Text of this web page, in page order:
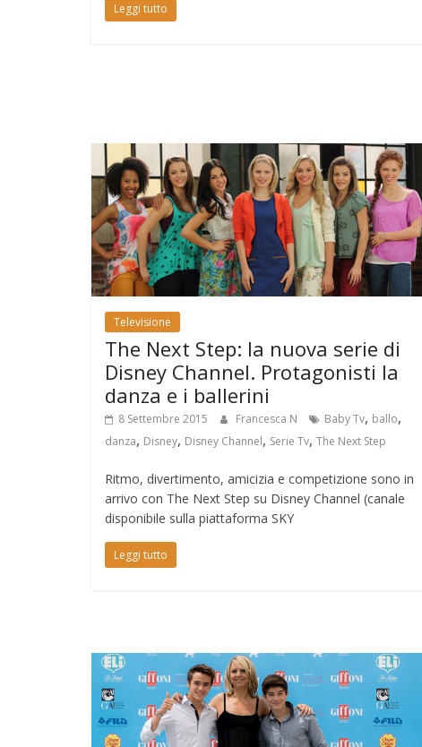
Leggi tutto
Televisione
The Next Step: la nuova serie di
Disney Channel. Protagonisti la
danza e i ballerini
8 Settembre 2015 Francesca N Baby Tv, ballo,
danza, Disney, Disney Channel, Serie Tv, The Next Step
Ritmo, divertimento, amicizia e competizione sono in
arrivo con The Next Step su Disney Channel (canale
disponibile sulla piattaforma SKY
Leggi tutto